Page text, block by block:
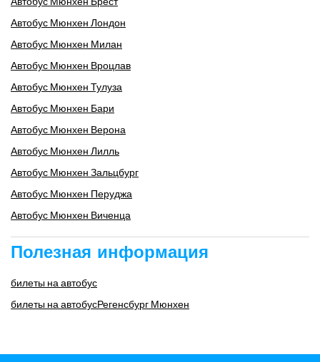
Автобус Мюнхен Лондон
Автобус Мюнхен Милан
Автобус Мюнхен Вроцлав
Автобус Мюнхен Тулуза
Автобус Мюнхен Бари
Автобус Мюнхен Верона
Автобус Мюнхен Лилль
Автобус Мюнхен Зальцбург
Автобус Мюнхен Перуджа
Автобус Мюнхен Виченца
Полезная информация
билеты на автобус
билеты на автобусРегенсбург Мюнхен